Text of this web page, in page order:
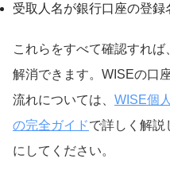
受取人名が銀行口座の登
これらをすべて確認すれ
解消できます。WISEの口
流れについては、 WISE個
の完全ガイドで詳しく解説
にしてください。